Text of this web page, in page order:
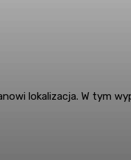
lokalizacja. W tym